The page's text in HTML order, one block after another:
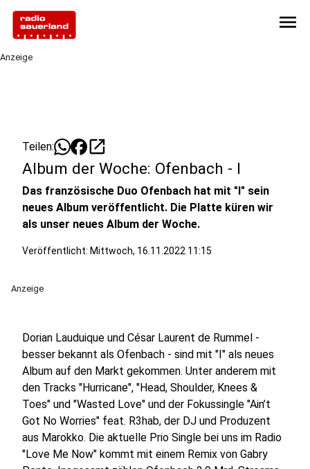
menu
Anzeige
Teilen: open_in_new
Album der Woche: Ofenbach - I
Das französische Duo Ofenbach hat mit "I" sein
neues Album veröffentlicht. Die Platte küren wir
als unser neues Album der Woche.
Veröffentlicht: Mittwoch, 16.11.2022 11:15
Anzeige
Dorian Lauduique und César Laurent de Rummel -
besser bekannt als Ofenbach - sind mit "I" als neues
Album auf den Markt gekommen. Unter anderem mit
den Tracks "Hurricane", "Head, Shoulder, Knees &
Toes" und "Wasted Love" und der Fokussingle "Ain’t
Got No Worries" feat. R3hab, der DJ und Produzent
aus Marokko. Die aktuelle Prio Single bei uns im Radio
"Love Me Now" kommt mit einem Remix von Gabry